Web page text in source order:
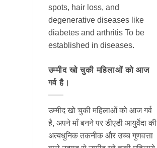
spots, hair loss, and
degenerative diseases like
diabetes and arthritis To be
established in diseases.
उम्मीद खो चुकी महिलाओं को आज
गर्व है।
उम्मीद खो चुकी महिलाओं को आज गर्व
है, अपने माँ बनने पर डीएडी आयुर्वेदा की
अत्यधुनिक तकनीक और उच्च गुणवत्ता